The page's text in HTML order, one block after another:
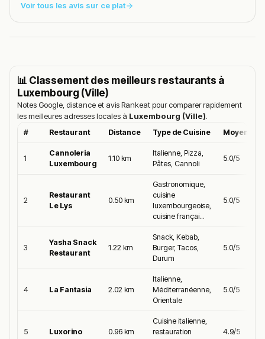
Voir tous les avis sur ce plat
📊 Classement des meilleurs restaurants à
Luxembourg (Ville)
Notes Google, distance et avis Rankeat pour comparer rapidement
les meilleures adresses locales à Luxembourg (Ville).
# Restaurant Distance Type de Cuisine Moyenne
1
Cannoleria
Luxembourg
1.10 km
Italienne, Pizza,
Pâtes, Cannoli
5.0/5
2
Restaurant
Le Lys
0.50 km
Gastronomique,
cuisine
luxembourgeoise,
cuisine françai...
5.0/5
3
Yasha Snack
Restaurant
1.22 km
Snack, Kebab,
Burger, Tacos,
Durum
5.0/5
4 La Fantasia 2.02 km
Italienne,
Méditerranéenne,
Orientale
5.0/5
5 Luxorino 0.96 km
Cuisine italienne,
restauration
4.9/5